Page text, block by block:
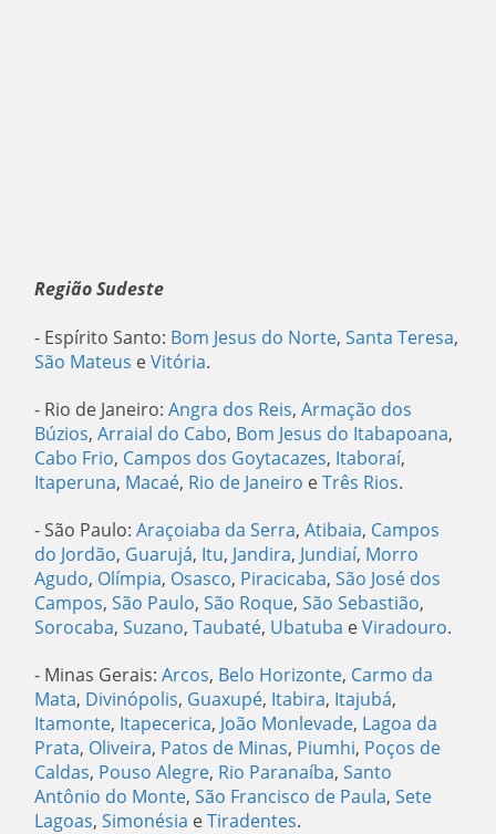
Região Sudeste
- Espírito Santo: Bom Jesus do Norte,Santa Teresa,
São Mateus eVitória.
- Rio de Janeiro:Angra dos Reis,Armação dos
Búzios,Arraial do Cabo, Bom Jesus do Itabapoana,
Cabo Frio, Campos dos Goytacazes, Itaboraí,
Itaperuna, Macaé, Rio de Janeiro eTrês Rios.
- São Paulo:Araçoiaba da Serra,Atibaia, Campos
do Jordão, Guarujá, Itu, Jandira, Jundiaí, Morro
Agudo, Olímpia, Osasco, Piracicaba,São José dos
Campos,São Paulo,São Roque,São Sebastião,
Sorocaba,Suzano,Taubaté, Ubatuba eViradouro.
- Minas Gerais: Arcos, Belo Horizonte, Carmo da
Mata, Divinópolis, Guaxupé, Itabira, Itajubá,
Itamonte, Itapecerica, João Monlevade, Lagoa da
Prata, Oliveira, Patos de Minas, Piumhi, Poços de
Caldas, Pouso Alegre, Rio Paranaíba,Santo
Antônio do Monte,São Francisco de Paula,Sete
Lagoas,Simonésia eTiradentes.